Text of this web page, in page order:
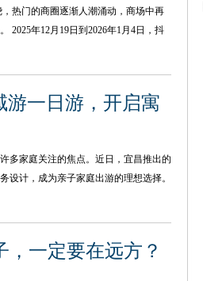
热门的商圈逐渐人潮涌动，商场中再
2025年12月19日到2026年1月4日，抖
游一日游，开启寓
多家庭关注的焦点。近日，宜昌推出的
设计，成为亲子家庭出游的理想选择。
一定要在远方？